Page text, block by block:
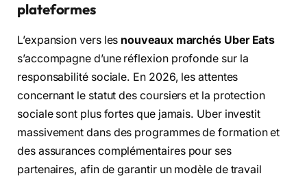
plateformes
L’expansion vers les nouveaux marchés Uber Eats
s’accompagne d’une réflexion profonde sur la
responsabilité sociale. En 2026, les attentes
concernant le statut des coursiers et la protection
sociale sont plus fortes que jamais. Uber investit
massivement dans des programmes de formation et
des assurances complémentaires pour ses
partenaires, afin de garantir un modèle de travail